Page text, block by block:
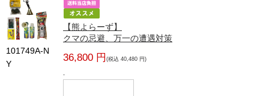
101749A-N
Y
【熊よらーず】
クマの忌避、万一の遭遇対策
36,800 円 (税込 40,480 円)
-